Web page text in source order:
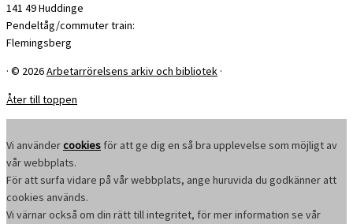
141 49 Huddinge
Pendeltåg/commuter train:
Flemingsberg
· © 2026Arbetarrörelsens arkiv och bibliotek ·
Åter till toppen
Vi användercookies för att ge dig en så bra upplevelse som möjligt av
vår webbplats.
För att surfa vidare på vår webbplats, ange huruvida du godkänner att
cookies används.
Vi värnar också om din rätt till integritet, för mer information se vår